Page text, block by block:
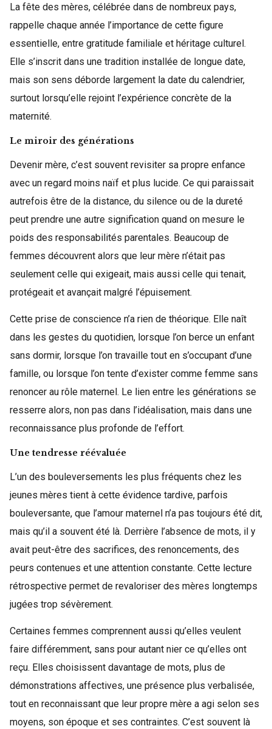
La fête des mères, célébrée dans de nombreux pays,
rappelle chaque année l’importance de cette figure
essentielle, entre gratitude familiale et héritage culturel.
Elle s’inscrit dans une tradition installée de longue date,
mais son sens déborde largement la date du calendrier,
surtout lorsqu’elle rejoint l’expérience concrète de la
maternité.
Le miroir des générations
Devenir mère, c’est souvent revisiter sa propre enfance
avec un regard moins naïf et plus lucide. Ce qui paraissait
autrefois être de la distance, du silence ou de la dureté
peut prendre une autre signification quand on mesure le
poids des responsabilités parentales. Beaucoup de
femmes découvrent alors que leur mère n’était pas
seulement celle qui exigeait, mais aussi celle qui tenait,
protégeait et avançait malgré l’épuisement.
Cette prise de conscience n’a rien de théorique. Elle naît
dans les gestes du quotidien, lorsque l’on berce un enfant
sans dormir, lorsque l’on travaille tout en s’occupant d’une
famille, ou lorsque l’on tente d’exister comme femme sans
renoncer au rôle maternel. Le lien entre les générations se
resserre alors, non pas dans l’idéalisation, mais dans une
reconnaissance plus profonde de l’effort.
Une tendresse réévaluée
L’un des bouleversements les plus fréquents chez les
jeunes mères tient à cette évidence tardive, parfois
bouleversante, que l’amour maternel n’a pas toujours été dit,
mais qu’il a souvent été là. Derrière l’absence de mots, il y
avait peut-être des sacrifices, des renoncements, des
peurs contenues et une attention constante. Cette lecture
rétrospective permet de revaloriser des mères longtemps
jugées trop sévèrement.
Certaines femmes comprennent aussi qu’elles veulent
faire différemment, sans pour autant nier ce qu’elles ont
reçu. Elles choisissent davantage de mots, plus de
démonstrations affectives, une présence plus verbalisée,
tout en reconnaissant que leur propre mère a agi selon ses
moyens, son époque et ses contraintes. C’est souvent là